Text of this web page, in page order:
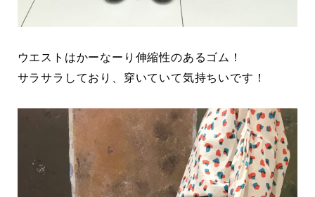
ウエストはかーなーり伸縮性のあるゴム！
サラサラしており、穿いていて気持ちいです！